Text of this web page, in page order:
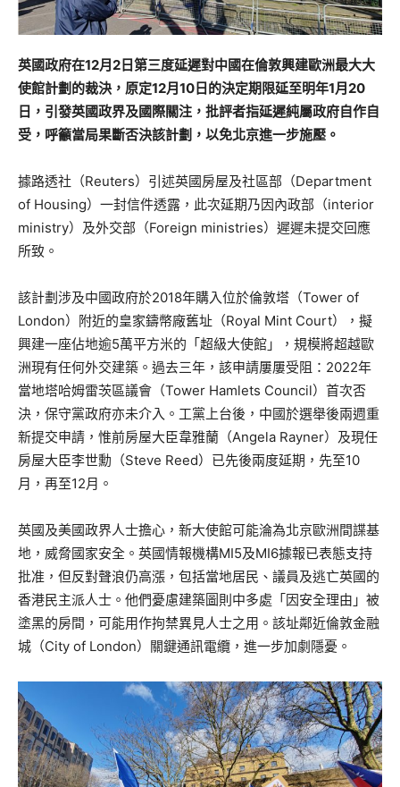
英國政府在12月2日第三度延遲對中國在倫敦興建歐洲最大大
使館計劃的裁決，原定12月10日的決定期限延至明年1月20
日，引發英國政界及國際關注，批評者指延遲純屬政府自作自
受，呼籲當局果斷否決該計劃，以免北京進一步施壓。
據路透社（Reuters）引述英國房屋及社區部（Department
of Housing）一封信件透露，此次延期乃因內政部（interior
ministry）及外交部（Foreign ministries）遲遲未提交回應
所致。
該計劃涉及中國政府於2018年購入位於倫敦塔（Tower of
London）附近的皇家鑄幣廠舊址（Royal Mint Court），擬
興建一座佔地逾5萬平方米的「超級大使館」，規模將超越歐
洲現有任何外交建築。過去三年，該申請屢屢受阻：2022年
當地塔哈姆雷茨區議會（Tower Hamlets Council）首次否
決，保守黨政府亦未介入。工黨上台後，中國於選舉後兩週重
新提交申請，惟前房屋大臣韋雅蘭（Angela Rayner）及現任
房屋大臣李世勳（Steve Reed）已先後兩度延期，先至10
月，再至12月。
英國及美國政界人士擔心，新大使館可能淪為北京歐洲間諜基
地，威脅國家安全。英國情報機構MI5及MI6據報已表態支持
批准，但反對聲浪仍高漲，包括當地居民、議員及逃亡英國的
香港民主派人士。他們憂慮建築圖則中多處「因安全理由」被
塗黑的房間，可能用作拘禁異見人士之用。該址鄰近倫敦金融
城（City of London）關鍵通訊電纜，進一步加劇隱憂。